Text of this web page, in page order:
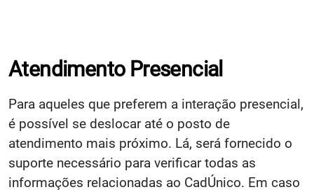
Atendimento Presencial
Para aqueles que preferem a interação presencial,
é possível se deslocar até o posto de
atendimento mais próximo. Lá, será fornecido o
suporte necessário para verificar todas as
informações relacionadas ao CadÚnico. Em caso